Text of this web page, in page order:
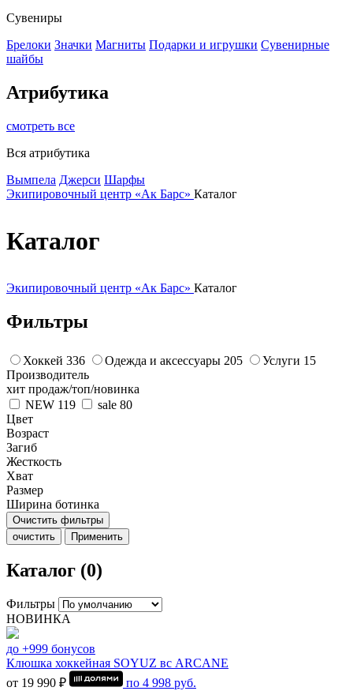
Сувениры
Брелоки Значки Магниты Подарки и игрушки Сувенирные
шайбы
Атрибутика
смотреть все
Вся атрибутика
Вымпела Джерси Шарфы
Экипировочный центр «Ак Барс» Каталог
Каталог
Экипировочный центр «Ак Барс» Каталог
Фильтры
Хоккей 336 Одежда и аксессуары 205 Услуги 15
Производитель
хит продаж/топ/новинка
NEW 119 sale 80
Цвет
Возраст
Загиб
Жесткость
Хват
Размер
Ширина ботинка
Очистить фильтры
очистить
Применить
Каталог (0)
Фильтры
НОВИНКА
до +999 бонусов
Клюшка хоккейная SOYUZ вс ARCANE
от 19 990 ₽
по 4 998 руб.